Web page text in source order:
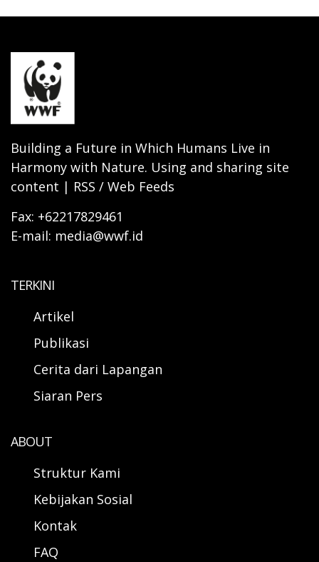
Building a Future in Which Humans Live in
Harmony with Nature. Using and sharing site
content | RSS / Web Feeds
Fax: +62217829461
E-mail: media@wwf.id
TERKINI
Artikel
Publikasi
Cerita dari Lapangan
Siaran Pers
ABOUT
Struktur Kami
Kebijakan Sosial
Kontak
FAQ